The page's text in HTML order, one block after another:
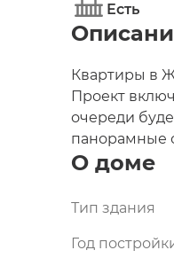
Есть
Квартиры в
Проект
очереди
панорамные
потолками
включающий
О доме
Тип здания
Год